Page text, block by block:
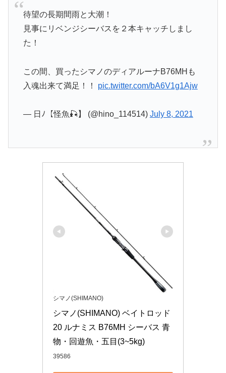
待望の長期間雨と大潮！
見事にリベンジシーバスを２本キャッチしまし
た！
この間、買ったシマノのディアルーナB76MHも
入魂出来て満足！！ pic.twitter.com/bA6V1g1Ajw
— 日ﾉ【怪魚🎣】 (@hino_114514) July 8, 2021
シマノ(SHIMANO)
シマノ(SHIMANO) ベイトロッド
20 ルナミス B76MH シーバス 青
物・回遊魚・五目(3~5kg)
39586